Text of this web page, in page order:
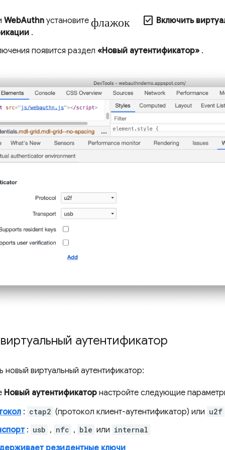
WebAuthn установите флажок check_box Включить
.
появится раздел «Новый аутентификатор» .
аутентификатор
новый виртуальный аутентификатор:
Новый аутентификатор настройте следующие
: ctap2 (протокол клиент-аутентификатор) или u2f
: usb , nfc , ble или internal